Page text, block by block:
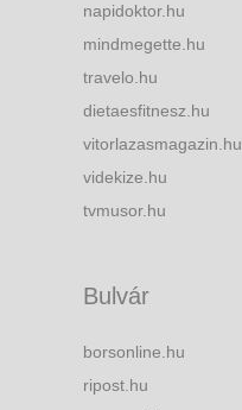
napidoktor.hu
mindmegette.hu
travelo.hu
dietaesfitnesz.hu
vitorlazasmagazin.hu
videkize.hu
tvmusor.hu
Bulvár
borsonline.hu
ripost.hu